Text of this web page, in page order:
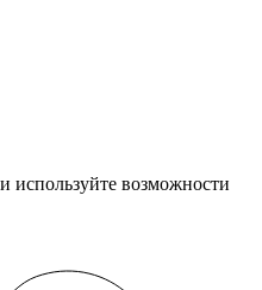
возможности